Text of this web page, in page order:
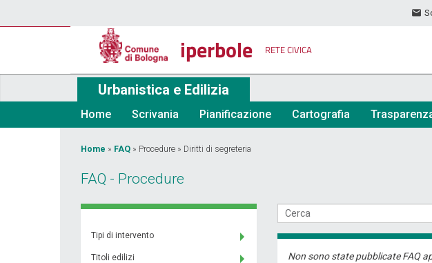
iperbole RETE CIVICA
Urbanistica e Edilizia
Home Scrivania Pianificazione Cartografia
Tu
sei
Home » FAQ » Procedure » Diritti di segreteria
FAQ - Procedure
Tipi di intervento
Titoli edilizi Non sono state pubblicate FAQ